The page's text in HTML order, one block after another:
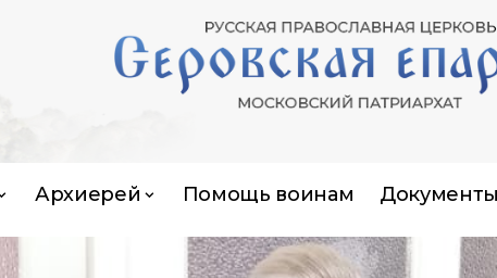
Архиерей Помощь воинам Документы